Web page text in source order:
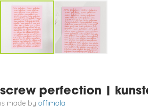
screw perfection |
is made by offimola